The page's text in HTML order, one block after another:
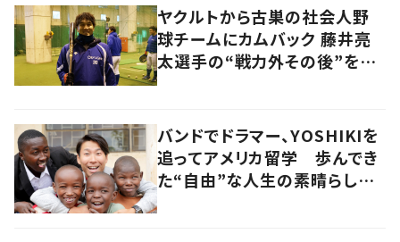
ヤクルトから古巣の社会人野
球チームにカムバック 藤井亮
太選手の“戦力外その後”を追
バンドでドラマー、YOSHIKIを
追ってアメリカ留学 歩んでき
た“自由”な人生の素晴らしさ